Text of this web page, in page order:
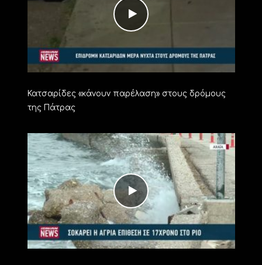
Κατσαρίδες «κάνουν παρέλαση» στους δρόμους
της Πάτρας